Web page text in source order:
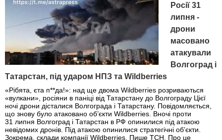
Росії 31
липня -
дрони
масовано
атакували
Волгоград і
Татарстан, під ударом НПЗ та Wildberries
«Рібята, єта п**да!»: над ще двома Wildberries розриваються
«вулкани», росіяни в паніці від Татарстану до Волгограду Цієї
ночі дрони дісталися Волгограда і Татарстану. Повідомляється,
що знову було атаковано об’єкти Wildberries. Вночі проти
31 липня Волгоград і Татарстан в РФ опинилися під атакою
невідомих дронів. Під атакою опинилися стратегічні об’єкти.
Зокрема, склади компанії Wildberries. Пише ТСН. Про це